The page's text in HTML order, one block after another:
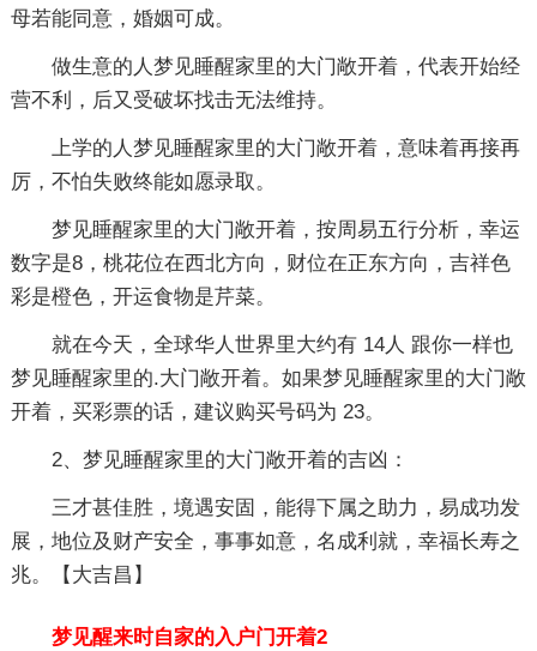
母若能同意，婚姻可成。
做生意的人梦见睡醒家里的大门敞开着，代表开始经
营不利，后又受破坏找击无法维持。
上学的人梦见睡醒家里的大门敞开着，意味着再接再
厉，不怕失败终能如愿录取。
梦见睡醒家里的大门敞开着，按周易五行分析，幸运
数字是8，桃花位在西北方向，财位在正东方向，吉祥色
彩是橙色，开运食物是芹菜。
就在今天，全球华人世界里大约有 14人 跟你一样也
梦见睡醒家里的.大门敞开着。如果梦见睡醒家里的大门敞
开着，买彩票的话，建议购买号码为 23。
2、梦见睡醒家里的大门敞开着的吉凶：
三才甚佳胜，境遇安固，能得下属之助力，易成功发
展，地位及财产安全，事事如意，名成利就，幸福长寿之
兆。【大吉昌】
梦见醒来时自家的入户门开着2